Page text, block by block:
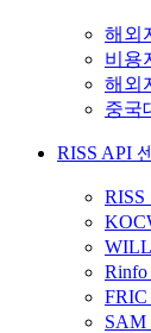
해외
비용
해외
중국
RISS API
SAM